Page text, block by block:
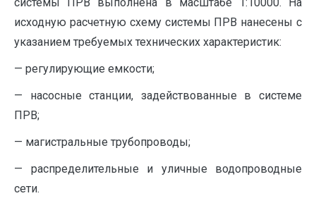
исходную расчетную схему системы ПРВ нанесены с
указанием требуемых технических характеристик:
— регулирующие емкости;
— насосные станции, задействованные в системе
ПРВ;
— магистральные трубопроводы;
— распределительные и уличные водопроводные
сети.